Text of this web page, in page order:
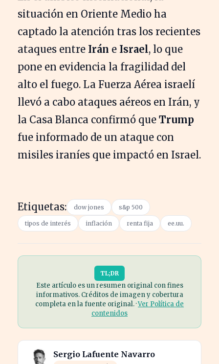
situación en Oriente Medio ha
captado la atención tras los recientes
ataques entre Irán e Israel, lo que
pone en evidencia la fragilidad del
alto el fuego. La Fuerza Aérea israelí
llevó a cabo ataques aéreos en Irán, y
la Casa Blanca confirmó que Trump
fue informado de un ataque con
misiles iraníes que impactó en Israel.
Etiquetas: dow jones s&p 500
tipos de interés inflación renta fija ee.uu.
TL;DR
Este artículo es un resumen original con fines
informativos. Créditos de imagen y cobertura
completa en la fuente original. ·Ver Política de
contenidos
Sergio Lafuente Navarro